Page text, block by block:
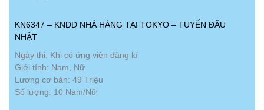
KN6347 – KNDD NHÀ HÀNG TẠI TOKYO – TUYỂN ĐẦU
NHẬT
Ngày thi: Khi có ứng viên đăng kí
Giới tính: Nam, Nữ
Lương cơ bản: 49 Triệu
Số lượng: 10 Nam/Nữ